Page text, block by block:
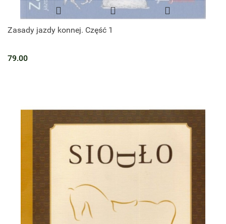
Zasady jazdy konnej. Część 1
79.00